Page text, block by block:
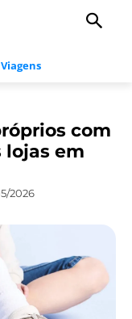
Viagens
com
em
2026